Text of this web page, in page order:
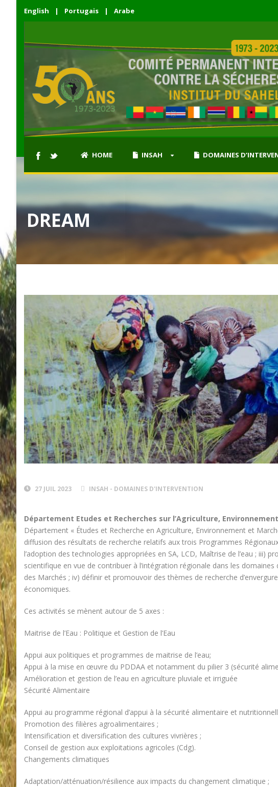
English | Portugais | Arabe
HOME INSAH DOMAINES
DREAM
27 JUIL 2023 INSAH - DOMAINES D'INTERVENTION
Département Etudes et Recherches sur l’Agriculture,
Département « Études et Recherche en Agriculture, Environnement et
diffusion des résultats de recherche relatifs aux trois Programmes
l’adoption des technologies appropriées en SA, LCD, Maîtrise de l’eau ; iii)
scientifique en vue de contribuer à l’intégration régionale dans les domaines
des Marchés ; iv) définir et promouvoir des thèmes de recherche
économiques.
Ces activités se mènent autour de 5 axes :
Maitrise de l’Eau : Politique et Gestion de l’Eau
Appui aux politiques et programmes de maitrise de l’eau;
Appui à la mise en œuvre du PDDAA et notamment du pilier 3 (sécurité
Amélioration et gestion de l’eau en agriculture pluviale et irriguée
Sécurité Alimentaire
Appui au programme régional d’appui à la sécurité alimentaire et
Promotion des filières agroalimentaires ;
Intensification et diversification des cultures vivrières ;
Conseil de gestion aux exploitations agricoles (Cdg).
Changements climatiques
Adaptation/atténuation/résilience aux impacts du changement climatique ;